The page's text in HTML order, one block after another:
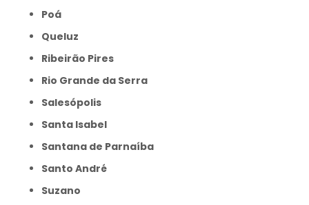
Poá
Queluz
Ribeirão Pires
Rio Grande da Serra
Salesópolis
Santa Isabel
Santana de Parnaíba
Santo André
Suzano